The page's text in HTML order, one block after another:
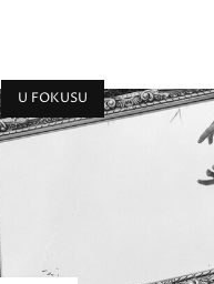
U FOKUSU